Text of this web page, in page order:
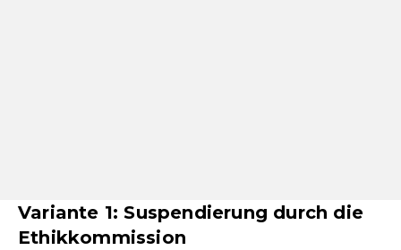
Variante 1: Suspendierung durch die
Ethikkommission